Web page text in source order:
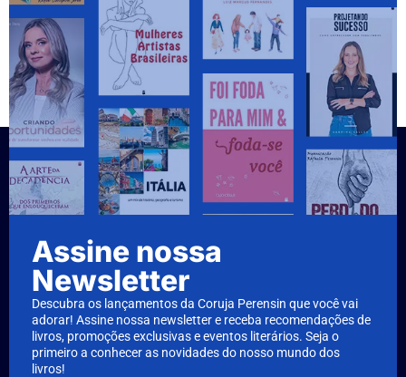
Assine nossa
Newsletter
Descubra os lançamentos da Coruja Perensin que você vai
adorar! Assine nossa newsletter e receba recomendações de
livros, promoções exclusivas e eventos literários. Seja o
primeiro a conhecer as novidades do nosso mundo dos
livros!